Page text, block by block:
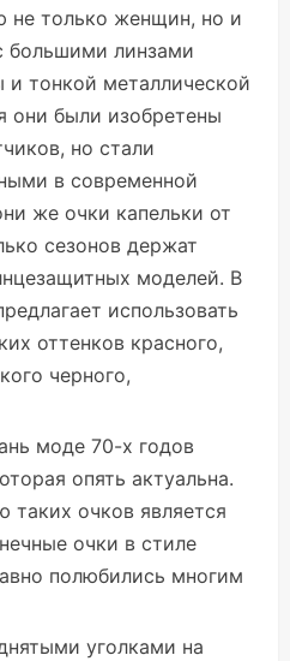
не только женщин, но и
большими линзами
тонкой металлической
они были изобретены
но стали
в современной
же очки капельки от
сезонов держат
моделей. В
использовать
оттенков красного,
черного,
моде 70-х годов
опять актуальна.
таких очков является
очки в стиле
полюбились многим
уголками на